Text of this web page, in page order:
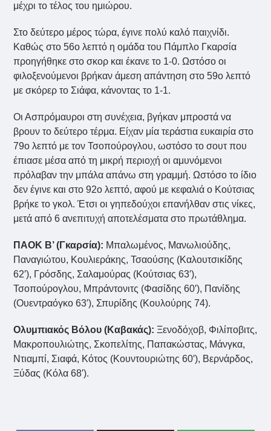
μέχρι το τέλος του ημιώρου.
Στο δεύτερο μέρος τώρα, έγινε πολύ καλό παιχνίδι.
Καθώς στο 56ο λεπτό η ομάδα του Πάμπλο Γκαρσία
προηγήθηκε στο σκορ και έκανε το 1-0. Ωστόσο οι
φιλοξενούμενοι βρήκαν άμεση απάντηση στο 59ο λεπτό
με σκόρερ το Σιάφα, κάνοντας το 1-1.
Οι Ασπρόμαυροι στη συνέχεια, βγήκαν μπροστά να
βρουν το δεύτερο τέρμα. Είχαν μία τεράστια ευκαιρία στο
79ο λεπτό με τον Τσοπούρογλου, ωστόσο το σουτ που
έπιασε μέσα από τη μικρή περιοχή οι αμυνόμενοι
πρόλαβαν την μπάλα απάνω στη γραμμή. Ωστόσο το ίδιο
δεν έγινε και στο 92ο λεπτό, αφού με κεφαλιά ο Κούτσιας
βρήκε το γκολ. Έτσι οι γηπεδούχοι επανήλθαν στις νίκες,
μετά από 6 ανεπιτυχή αποτελέσματα στο πρωτάθλημα.
ΠΑΟΚ Β’ (Γκαρσία): Μπαλωμένος, Μανωλιούδης,
Παναγιώτου, Κουλιεράκης, Τσαούσης (Καλουτσικίδης
62′), Γρόσδης, Σαλαμούρας (Κούτσιας 63′),
Τσοπούρογλου, Μπράντονιτς (Φασίδης 60′), Πανίδης
(Ουεντραόγκο 63′), Σπυρίδης (Kουλούρης 74).
Ολυμπιακός Βόλου (Καβακάς): Ξενοδόχοβ, Φιλίποβιτς,
Μακροπουλιώτης, Σκοπελίτης, Παπακώστας, Μάνγκα,
Ντιαμπί, Σιαφά, Κότος (Κουντουριώτης 60′), Βερνάρδος,
Ξύδας (Κόλα 68′).